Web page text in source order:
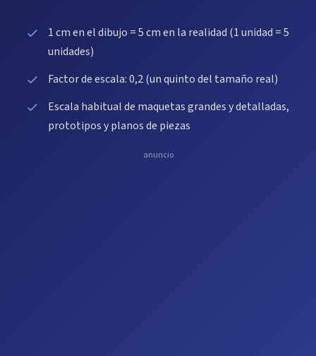
1 cm en el dibujo = 5 cm en la realidad (1 unidad = 5
unidades)
Factor de escala: 0,2 (un quinto del tamaño real)
Escala habitual de maquetas grandes y detalladas,
prototipos y planos de piezas
anuncio